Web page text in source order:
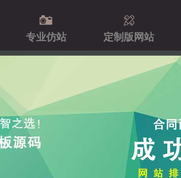
专业仿站 定制版网站